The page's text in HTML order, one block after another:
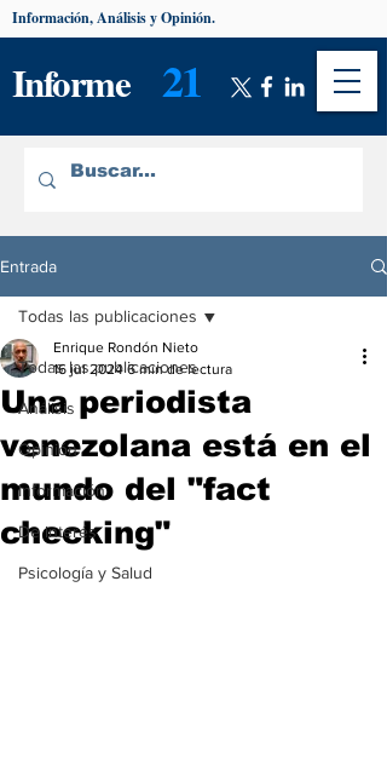
Informe 21
Información, Análisis y Opinión.
Entrada
Todas las publicaciones
Análisis
Opinión
Información
De interés
Psicología y Salud
Todas las publicaciones
Una periodista
venezolana está en el
mundo del "fact
checking"
Enrique Rondón Nieto
16 jul 2024 6 min de lectura